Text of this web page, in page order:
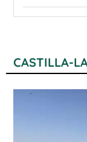
CASTILLA-